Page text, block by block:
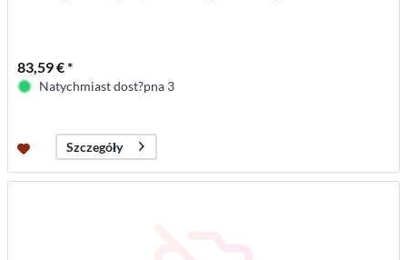
83,59 € *
Natychmiast dost?pna 3
Szczegóły